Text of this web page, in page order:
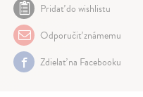
Pridať do wishlistu
Odporučiť známemu
Zdielať na Facebooku